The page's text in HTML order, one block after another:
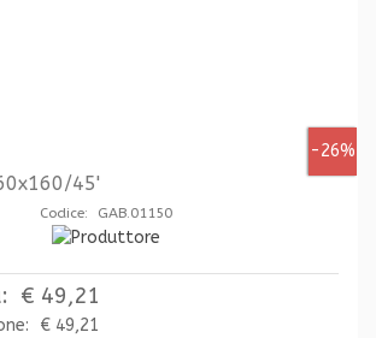
-26%
45'
Codice: GAB.01150
€ 49,21
€ 49,21